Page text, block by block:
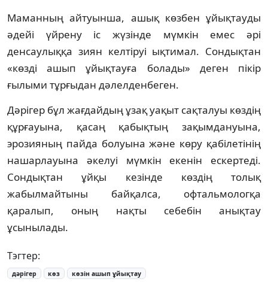
Маманның айтуынша, ашық көзбен ұйықтауды
әдейі үйрену іс жүзінде мүмкін емес әрі
денсаулыққа зиян келтіруі ықтимал. Сондықтан
«көзді ашып ұйықтауға болады» деген пікір
ғылыми тұрғыдан дәлелденбеген.
Дәрігер бұл жағдайдың ұзақ уақыт сақталуы көздің
құрғауына, қасаң қабықтың зақымдануына,
эрозияның пайда болуына және көру қабілетінің
нашарлауына әкелуі мүмкін екенін ескертеді.
Сондықтан ұйқы кезінде көздің толық
жабылмайтыны байқалса, офтальмологқа
қаралып, оның нақты себебін анықтау
ұсынылады.
Тэгтер:
дәрігер көз көзін ашып ұйықтау